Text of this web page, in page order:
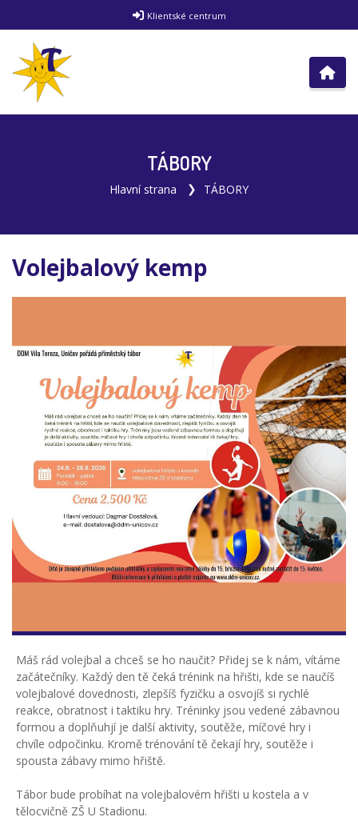
Klientské centrum
TÁBORY
Hlavní strana TÁBORY
Volejbalový kemp
Máš rád volejbal a chceš se ho naučit? Přidej se k nám, vítáme
začátečníky. Každý den tě čeká trénink na hřišti, kde se naučíš
volejbalové dovednosti, zlepšíš fyzičku a osvojíš si rychlé
reakce, obratnost i taktiku hry. Tréninky jsou vedené zábavnou
formou a doplňuhjí je další aktivity, soutěže, míčové hry i
chvíle odpočinku. Kromě trénování tě čekají hry, soutěže i
spousta zábavy mimo hřiště.
Tábor bude probíhat na volejbalovém hřišti u kostela a v
tělocvičně ZŠ U Stadionu.